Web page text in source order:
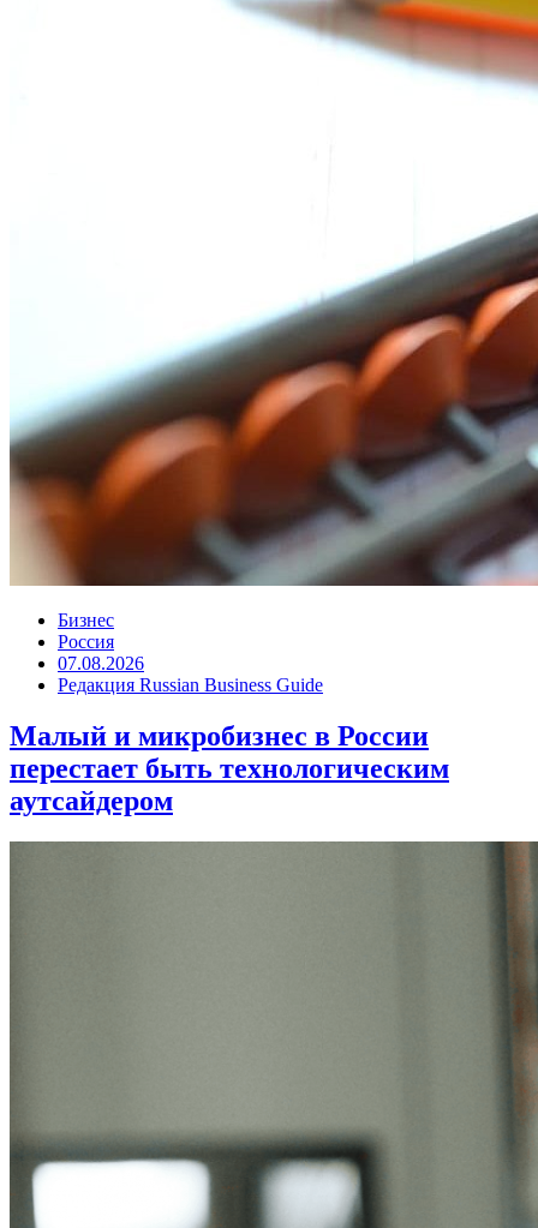
Бизнес
Россия
07.08.2026
Редакция Russian Business Guide
Малый и микробизнес в России
перестает быть технологическим
аутсайдером